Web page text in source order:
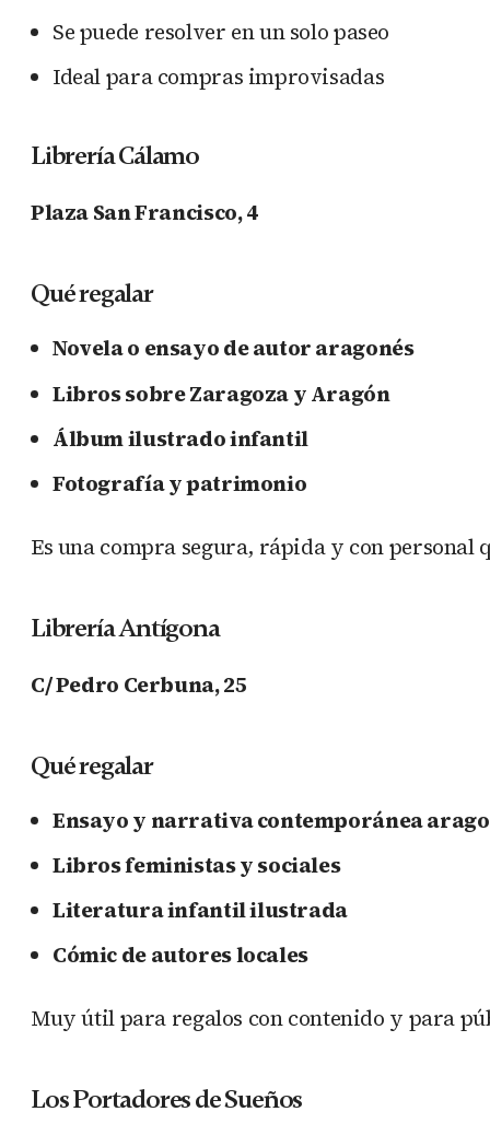
Se puede resolver en un solo paseo
Ideal para compras improvisadas
Librería Cálamo
Plaza San Francisco, 4
Qué regalar
Novela o ensayo de autor aragonés
Libros sobre Zaragoza y Aragón
Álbum ilustrado infantil
Fotografía y patrimonio
Es una compra segura, rápida y con personal
Librería Antígona
C/ Pedro Cerbuna, 25
Qué regalar
Ensayo y narrativa contemporánea
Libros feministas y sociales
Literatura infantil ilustrada
Cómic de autores locales
Muy útil para regalos con contenido y para
Los Portadores de Sueños